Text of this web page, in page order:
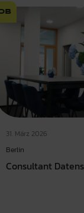
31. März 2026
Berlin
Consultant